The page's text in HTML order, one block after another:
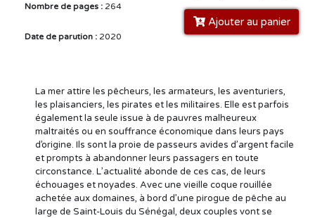
Nombre de pages : 264
Date de parution : 2020
Ajouter au panier
La mer attire les pêcheurs, les armateurs, les aventuriers,
les plaisanciers, les pirates et les militaires. Elle est parfois
également la seule issue à de pauvres malheureux
maltraités ou en souffrance économique dans leurs pays
d’origine. Ils sont la proie de passeurs avides d’argent facile
et prompts à abandonner leurs passagers en toute
circonstance. L’actualité abonde de ces cas, de leurs
échouages et noyades. Avec une vieille coque rouillée
achetée aux domaines, à bord d’une pirogue de pêche au
large de Saint-Louis du Sénégal, deux couples vont se